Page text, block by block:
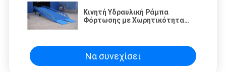
Κινητή Υδραυλική Ράμπα
Φόρτωσης με Χωρητικότητα
για Φορτωτές
Να συνεχίσει